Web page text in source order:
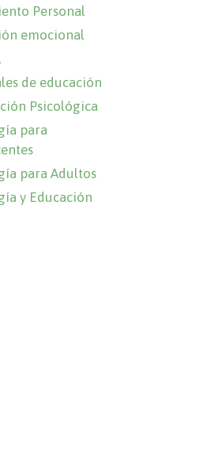
Personal
emocional
de educación
Psicológica
para
para Adultos
y Educación